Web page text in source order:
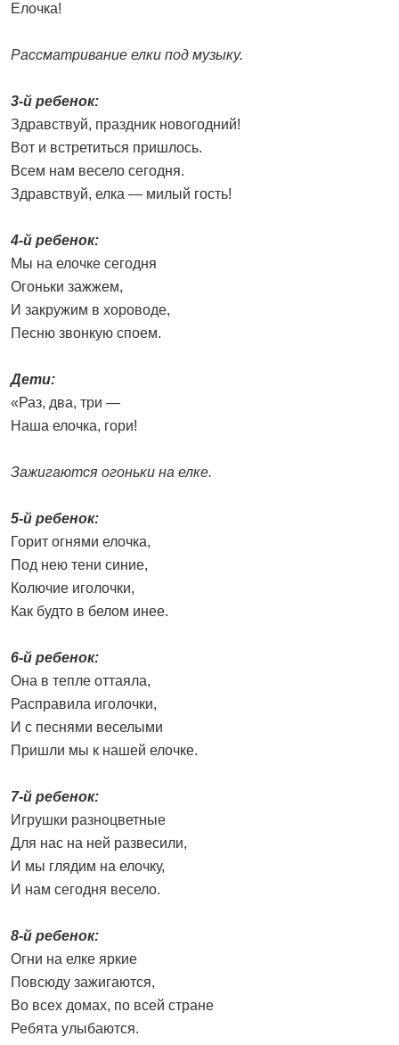
Елочка!
Рассматривание елки под музыку.
3-й ребенок:
Здравствуй, праздник новогодний!
Вот и встретиться пришлось.
Всем нам весело сегодня.
Здравствуй, елка — милый гость!
4-й ребенок:
Мы на елочке сегодня
Огоньки зажжем,
И закружим в хороводе,
Песню звонкую споем.
Дети:
«Раз, два, три —
Наша елочка, гори!
Зажигаются огоньки на елке.
5-й ребенок:
Горит огнями елочка,
Под нею тени синие,
Колючие иголочки,
Как будто в белом инее.
6-й ребенок:
Она в тепле оттаяла,
Расправила иголочки,
И с песнями веселыми
Пришли мы к нашей елочке.
7-й ребенок:
Игрушки разноцветные
Для нас на ней развесили,
И мы глядим на елочку,
И нам сегодня весело.
8-й ребенок:
Огни на елке яркие
Повсюду зажигаются,
Во всех домах, по всей стране
Ребята улыбаются.